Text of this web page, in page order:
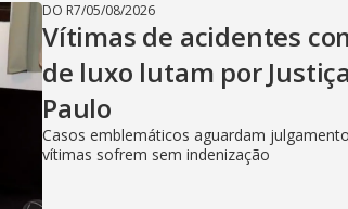
DO R7/05/08/2026
Vítimas de acidentes
de luxo lutam por
Paulo
Casos emblemáticos aguardam
vítimas sofrem sem indenização